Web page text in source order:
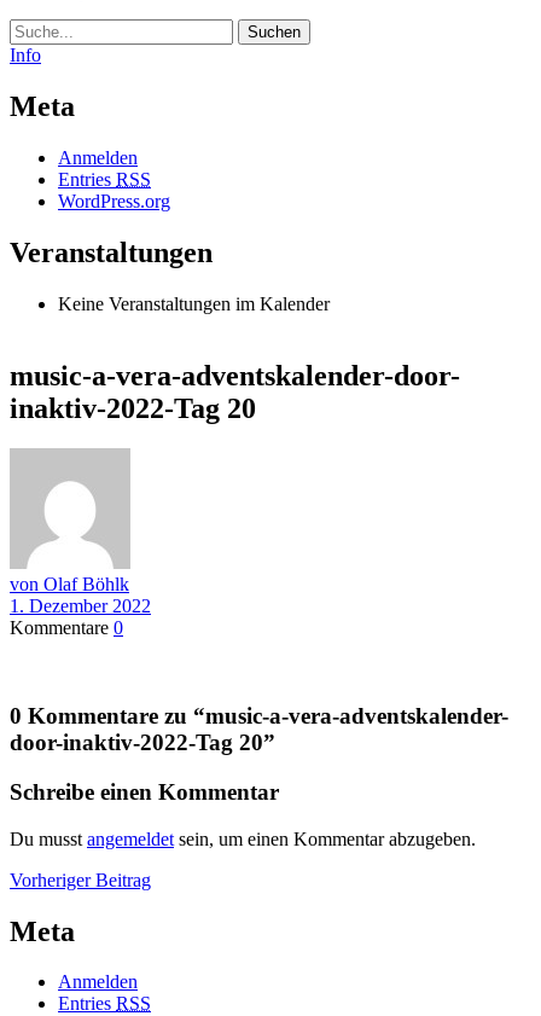
Suche
Info
Meta
Anmelden
Entries RSS
WordPress.org
Veranstaltungen
Keine Veranstaltungen im Kalender
music-a-vera-adventskalender-door-
inaktiv-2022-Tag 20
von Olaf Böhlk
1. Dezember 2022
Kommentare 0
0 Kommentare zu “music-a-vera-adventskalender-
door-inaktiv-2022-Tag 20”
Schreibe einen Kommentar
Du musst angemeldet sein, um einen Kommentar abzugeben.
Beitragsnavigation
Vorheriger BeitragVorheriger
Meta
Anmelden
Entries RSS